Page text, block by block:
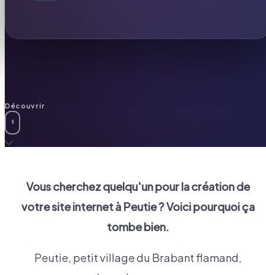
Découvrir
Vous cherchez quelqu'un pour la création de
votre site internet à Peutie? Voici pourquoi ça
tombe bien.
Peutie, petit village du Brabant flamand,